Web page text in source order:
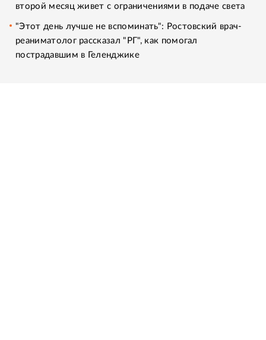
второй месяц живет с ограничениями в подаче света
"Этот день лучше не вспоминать": Ростовский врач-
реаниматолог рассказал "РГ", как помогал
пострадавшим в Геленджике